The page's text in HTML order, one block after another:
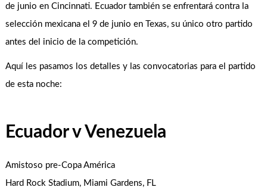
de junio en Cincinnati. Ecuador también se enfrentará contra la
selección mexicana el 9 de junio en Texas, su único otro partido
antes del inicio de la competición.
Aquí les pasamos los detalles y las convocatorias para el partido
de esta noche:
Ecuador v Venezuela
Amistoso pre-Copa América
Hard Rock Stadium, Miami Gardens, FL